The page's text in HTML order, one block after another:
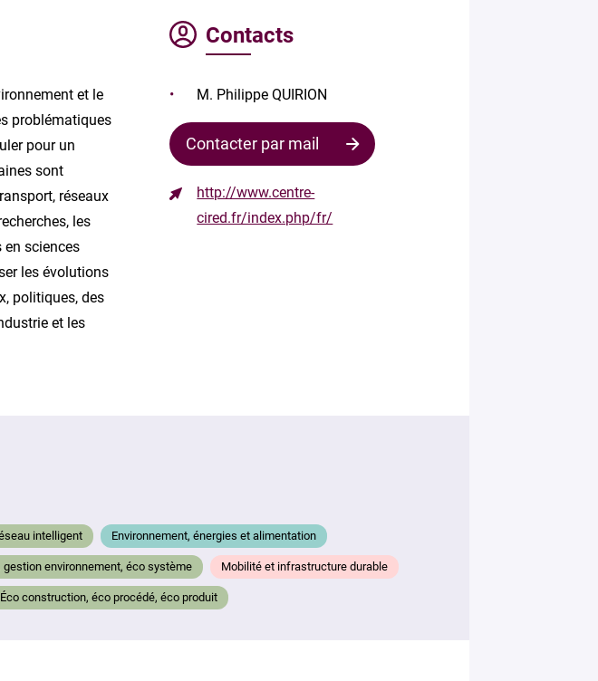
et le
problématiques
pour un
sont
réseaux
les
en sciences
les évolutions
politiques, des
et les
Contacts
M. Philippe QUIRION
Contacter par mail
http://www.centre-
cired.fr/index.php/fr/
intelligent Environnement, énergies et alimentation
environnement, éco système Mobilité et infrastructure durable
Éco construction, éco procédé, éco produit